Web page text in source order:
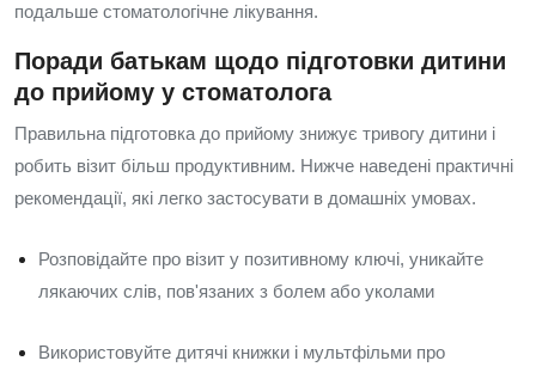
подальше стоматологічне лікування.
Поради батькам щодо підготовки дитини
до прийому у стоматолога
Правильна підготовка до прийому знижує тривогу дитини і
робить візит більш продуктивним. Нижче наведені практичні
рекомендації, які легко застосувати в домашніх умовах.
Розповідайте про візит у позитивному ключі, уникайте
лякаючих слів, пов'язаних з болем або уколами
Використовуйте дитячі книжки і мультфільми про